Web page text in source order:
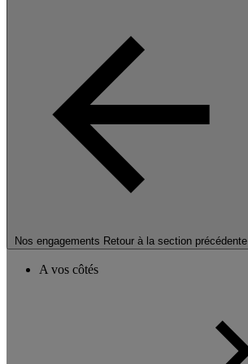
Nos engagements Retour à la section précédente
A vos côtés